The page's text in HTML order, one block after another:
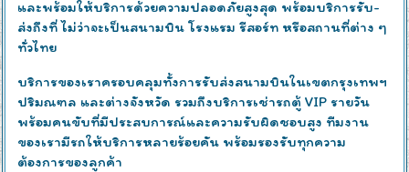
และพร้อมให้บริการด้วยความปลอดภัยสูงสุด พร้อมบริการรับ-
ส่งถึงที่ ไม่ว่าจะเป็นสนามบิน โรงแรม รีสอร์ท หรือสถานที่ต่าง ๆ
ทั่วไทย
บริการของเราครอบคลุมทั้งการรับส่งสนามบินในเขตกรุงเทพฯ
ปริมณฑล และต่างจังหวัด รวมถึงบริการเช่ารถตู้ VIP รายวัน
พร้อมคนขับที่มีประสบการณ์และความรับผิดชอบสูง ทีมงาน
ของเรามีรถให้บริการหลายร้อยคัน พร้อมรองรับทุกความ
ต้องการของลูกค้า